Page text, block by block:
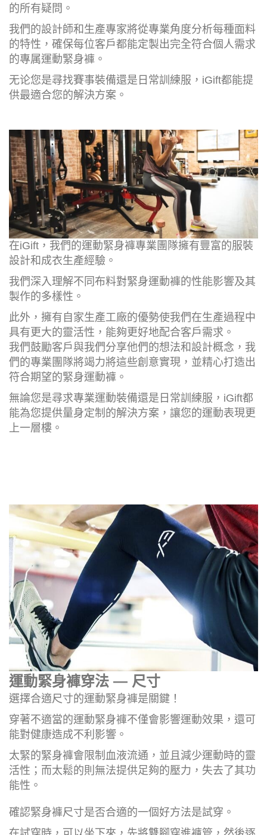
的所有疑問。
我們的設計師和生產專家將從專業角度分析每種面料
的特性，確保每位客戶都能定製出完全符合個人需求
的專属運動緊身褲。
无论您是尋找賽事裝備還是日常訓練服，iGift都能提
供最適合您的解決方案。
在iGift，我們的運動緊身褲專業團隊擁有豐富的服裝
設計和成衣生產經驗。
我們深入理解不同布料對緊身運動褲的性能影響及其
製作的多樣性。
此外，擁有自家生產工廠的優勢使我們在生產過程中
具有更大的靈活性，能夠更好地配合客戶需求。
我們鼓勵客戶與我們分享他們的想法和設計概念，我
們的專業團隊將竭力將這些創意實現，並精心打造出
符合期望的緊身運動褲。
無論您是尋求專業運動裝備還是日常訓練服，iGift都
能為您提供量身定制的解決方案，讓您的運動表現更
上一層樓。
運動緊身褲穿法 — 尺寸
選擇合適尺寸的運動緊身褲是關鍵！
穿著不適當的運動緊身褲不僅會影響運動效果，還可
能對健康造成不利影響。
太緊的緊身褲會限制血液流通，並且減少運動時的靈
活性；而太鬆的則無法提供足夠的壓力，失去了其功
能性。
確認緊身褲尺寸是否合適的一個好方法是試穿。